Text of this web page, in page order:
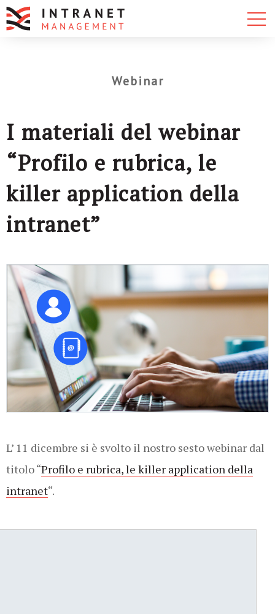
Webinar
I materiali del webinar
“Profilo e rubrica, le
killer application della
intranet”
L’ 11 dicembre si è svolto il nostro sesto webinar dal
titolo “Profilo e rubrica, le killer application della
intranet“.